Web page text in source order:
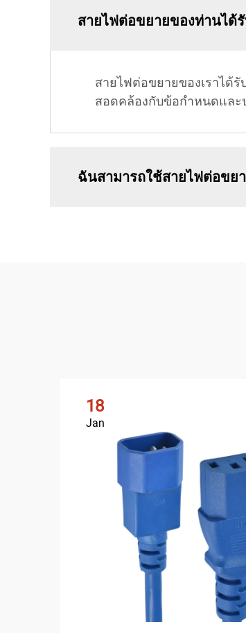
สายไฟต่อขยายของท่านได้
สายไฟต่อขยายของเราได้รั
สอดคล้องกับข้อกำหนดและ
ฉันสามารถใช้สายไฟต่อขย
18
Jan